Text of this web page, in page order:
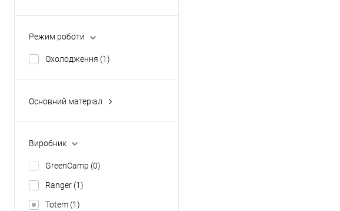
Режим роботи
Охолодження (1)
Основний матеріал
Виробник
GreenCamp (0)
Ranger (1)
Totem (1)